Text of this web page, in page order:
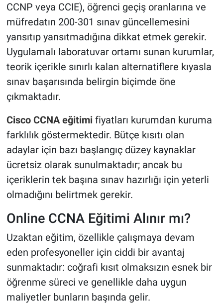
CCNP veya CCIE), öğrenci geçiş oranlarına ve
müfredatın 200-301 sınav güncellemesini
yansıtıp yansıtmadığına dikkat etmek gerekir.
Uygulamalı laboratuvar ortamı sunan kurumlar,
teorik içerikle sınırlı kalan alternatiflere kıyasla
sınav başarısında belirgin biçimde öne
çıkmaktadır.
Cisco CCNA eğitimifiyatları kurumdan kuruma
farklılık göstermektedir. Bütçe kısıtı olan
adaylar için bazı başlangıç düzey kaynaklar
ücretsiz olarak sunulmaktadır; ancak bu
içeriklerin tek başına sınav hazırlığı için yeterli
olmadığını belirtmek gerekir.
Online CCNA Eğitimi Alınır mı?
Uzaktan eğitim, özellikle çalışmaya devam
eden profesyoneller için ciddi bir avantaj
sunmaktadır: coğrafi kısıt olmaksızın esnek bir
öğrenme süreci ve genellikle daha uygun
maliyetler bunların başında gelir.